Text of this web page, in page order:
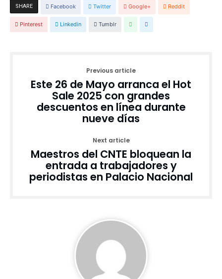
SHARE Facebook Twitter Google+ Reddit
Pinterest Linkedin Tumblr
Previous article
Este 26 de Mayo arranca el Hot
Sale 2025 con grandes
descuentos en línea durante
nueve días
Next article
Maestros del CNTE bloquean la
entrada a trabajadores y
periodistas en Palacio Nacional